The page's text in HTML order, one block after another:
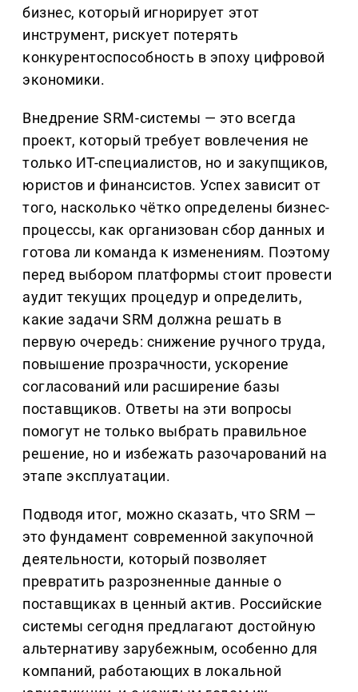
бизнес, который игнорирует этот
инструмент, рискует потерять
конкурентоспособность в эпоху цифровой
экономики.
Внедрение SRM-системы — это всегда
проект, который требует вовлечения не
только ИТ-специалистов, но и закупщиков,
юристов и финансистов. Успех зависит от
того, насколько чётко определены бизнес-
процессы, как организован сбор данных и
готова ли команда к изменениям. Поэтому
перед выбором платформы стоит провести
аудит текущих процедур и определить,
какие задачи SRM должна решать в
первую очередь: снижение ручного труда,
повышение прозрачности, ускорение
согласований или расширение базы
поставщиков. Ответы на эти вопросы
помогут не только выбрать правильное
решение, но и избежать разочарований на
этапе эксплуатации.
Подводя итог, можно сказать, что SRM —
это фундамент современной закупочной
деятельности, который позволяет
превратить разрозненные данные о
поставщиках в ценный актив. Российские
системы сегодня предлагают достойную
альтернативу зарубежным, особенно для
компаний, работающих в локальной